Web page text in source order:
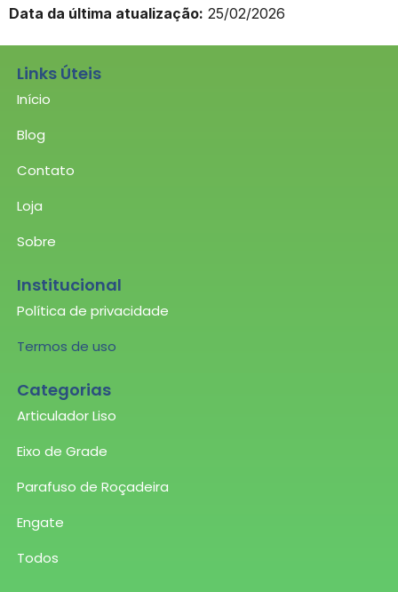
Data da última atualização: 25/02/2026
Links Úteis
Início
Blog
Contato
Loja
Sobre
Institucional
Política de privacidade
Termos de uso
Categorias
Articulador Liso
Eixo de Grade
Parafuso de Roçadeira
Engate
Todos